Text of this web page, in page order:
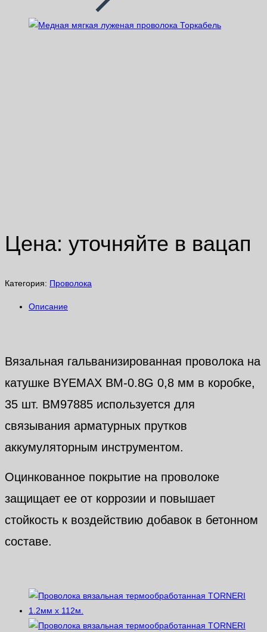
Цена: уточняйте в вацап
Категория: Проволока
Описание
Вязальная гальванизированная проволока на
катушке BYEMAX BM-0.8G 0,8 мм в коробке,
35 шт. BM97885 используется для
связывания арматурных прутков
аккумуляторным инструментом.
Оцинкованное покрытие на проволоке
защищает ее от коррозии и повышает
стойкость к воздействию добавок в бетонном
составе.